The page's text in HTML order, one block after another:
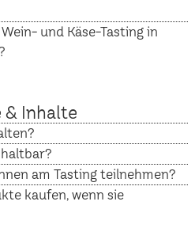
und Käse-Tasting in
& Inhalte
am Tasting teilnehmen?
kaufen, wenn sie